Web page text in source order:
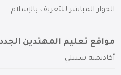
الحوار المباشر للتعريف بالإسلام
مواقع تعليم المهتدين
أكاديمية سبيلي